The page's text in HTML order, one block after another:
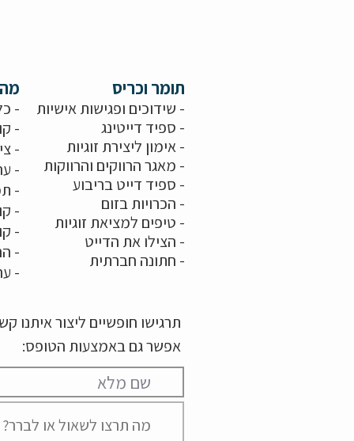
-
-
-
-
-
-
-
-
-
תומר וכריס
- שידוכים ופגישות אישיות
- ספיד דייטינג
-אימון ליצירת זוגיות
- מאגר הרווקים והרווקות
- ספיד דייט בריבוע
- הכרויות בזום
- טיפים למציאת זוגיות
- הצילו את הדייט
- חתונה חברתית
תרגישו חופשיים ליצור איתנו
אפשר גם באמצעות הטופס: